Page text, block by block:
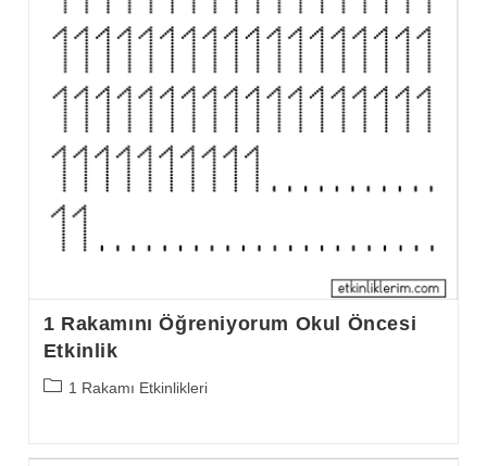
1 Rakamını Öğreniyorum Okul Öncesi
Etkinlik
Post1 Rakamı Etkinlikleri